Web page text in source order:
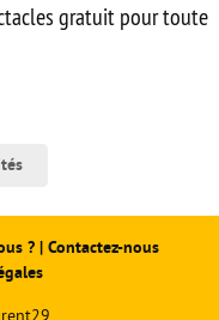
gratuit pour toute
? | Contactez-nous